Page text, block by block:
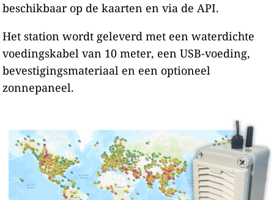
beschikbaar op de kaarten en via de API.
Het station wordt geleverd met een waterdichte
voedingskabel van 10 meter, een USB-voeding,
bevestigingsmateriaal en een optioneel
zonnepaneel.